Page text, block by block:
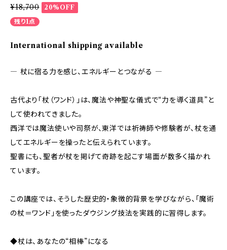
¥18,700
20%OFF
残り1点
International shipping available
― 杖に宿る力を感じ、エネルギーとつながる ―
古代より「杖（ワンド）」は、魔法や神聖な儀式で“力を導く道具”と
して使われてきました。
西洋では魔法使いや司祭が、東洋では祈祷師や修験者が、杖を通
してエネルギーを操ったと伝えられています。
聖書にも、聖者が杖を掲げて奇跡を起こす場面が数多く描かれ
ています。
この講座では、そうした歴史的・象徴的背景を学びながら、「魔術
の杖＝ワンド」を使ったダウジング技法を実践的に習得します。
◆杖は、あなたの“相棒”になる